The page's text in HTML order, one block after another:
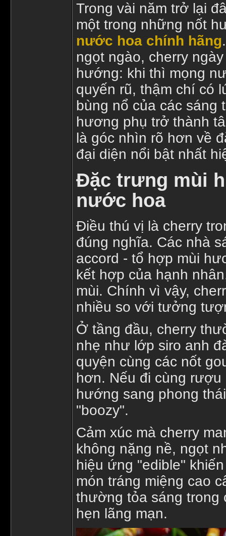
Trong vài năm trở lại
một trong những nốt
nước hoa chính hãng
ngọt ngào, cherry
hướng: khi thì mọng
quyến rũ, thậm chí có
bùng nổ của các sáng
hương phụ trở thành
là góc nhìn rõ hơn về
đại diện nổi bật nhất
Đặc trưng mùi
nước hoa
Điều thú vị là cherry
đúng nghĩa. Các nhà
accord - tổ hợp mùi
kết hợp của hạnh
mùi. Chính vì vậy,
nhiều so với tưởng
Ở tầng đầu, cherry
nhẹ như lớp siro anh
quyện cùng các nốt
hơn. Nếu đi cùng rượu
hướng sang phong
"boozy".
Cảm xúc mà cherry
không nặng nề, ngọt
hiệu ứng "edible"
món tráng miệng cao
thường tỏa sáng trong
hẹn lãng mạn.